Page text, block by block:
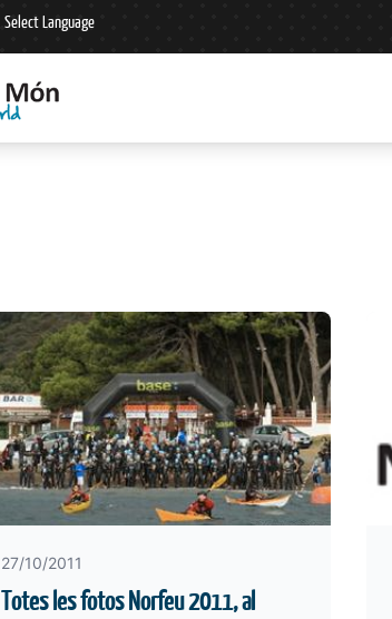
Select Language
▼
27/10/2011
Totes les fotos Norfeu 2011, al